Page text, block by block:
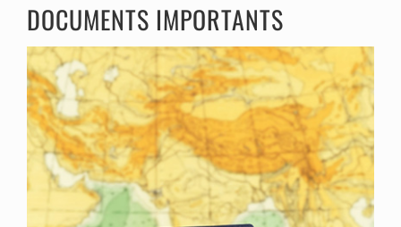
DOCUMENTS IMPORTANTS